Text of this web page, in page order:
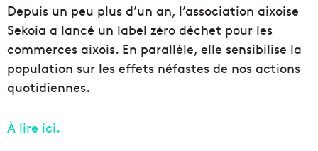
Depuis un peu plus d’un an, l’association aixoise
Sekoia a lancé un label zéro déchet pour les
commerces aixois. En parallèle, elle sensibilise la
population sur les effets néfastes de nos actions
quotidiennes.
À lire ici.